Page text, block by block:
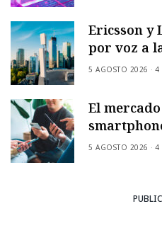
Ericsson y
por voz a
5 AGOSTO 2026 4
El
5 AGOSTO 2026 4